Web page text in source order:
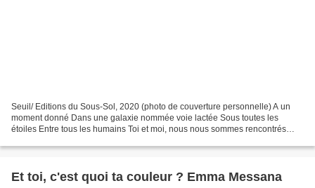
Seuil/ Editions du Sous-Sol, 2020 (photo de couverture personnelle) A un
moment donné Dans une galaxie nommée voie lactée Sous toutes les
étoiles Entre tous les humains Toi et moi, nous nous sommes rencontrés
Et toi, c'est quoi ta couleur ? Emma Messana